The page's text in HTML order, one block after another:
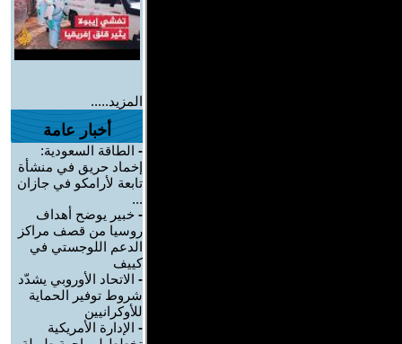
المزيد.....
أخبار عامة
- الطاقة السعودية:
إخماد حريق في منشأة
تابعة لأرامكو في جازان
...
- خبير يوضح أهداف
روسيا من قصف مراكز
الدعم اللوجستي في
كييف
- الاتحاد الأوروبي يشدّد
شروط توفير الحماية
للأوكرانيين
- الإدارة الأمريكية